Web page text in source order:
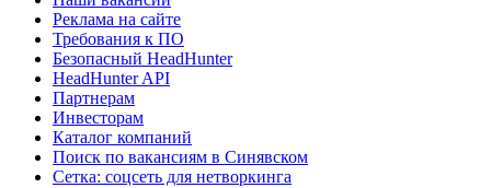
Реклама на сайте
Требования к ПО
Безопасный HeadHunter
HeadHunter API
Партнерам
Инвесторам
Каталог компаний
Поиск по вакансиям в Синявском
Сетка: соцсеть для нетворкинга